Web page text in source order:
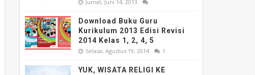
Jumat, Juni 14, 2013
Download Buku Guru
Kurikulum 2013 Edisi Revisi
2014 Kelas 1, 2, 4, 5
Selasa, Agustus 19, 2014 1
YUK, WISATA RELIGI KE